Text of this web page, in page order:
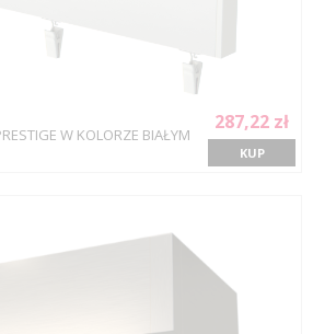
W KOLORZE BIAŁYM
287,22 zł
KUP